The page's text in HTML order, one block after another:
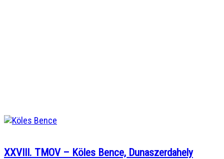
XXVIII. TMOV – Köles Bence, Dunaszerdahely